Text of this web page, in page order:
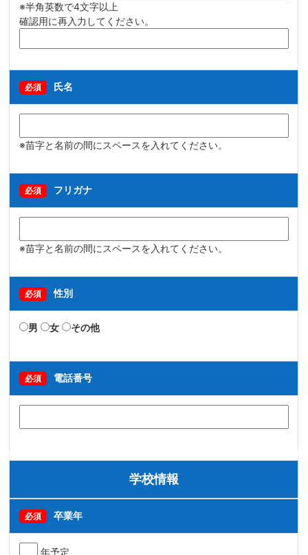
※半角英数で4文字以上
確認用に再入力してください。
必須 氏名
※苗字と名前の間にスペースを入れてください。
必須 フリガナ
※苗字と名前の間にスペースを入れてください。
必須 性別
男 女 その他
必須 電話番号
学校情報
必須 卒業年
年予定